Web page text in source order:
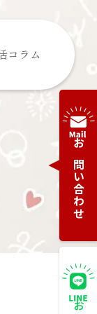
コラム
お問い合わせ